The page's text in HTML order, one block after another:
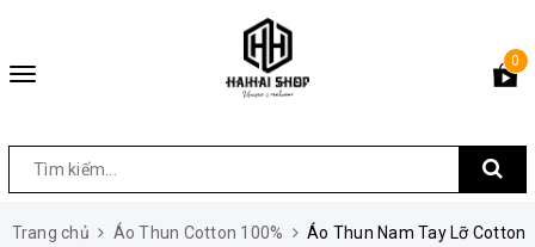
Toggle
0
Trang chủ Áo Thun Cotton 100%
Áo Thun Nam Tay Lỡ Cotton